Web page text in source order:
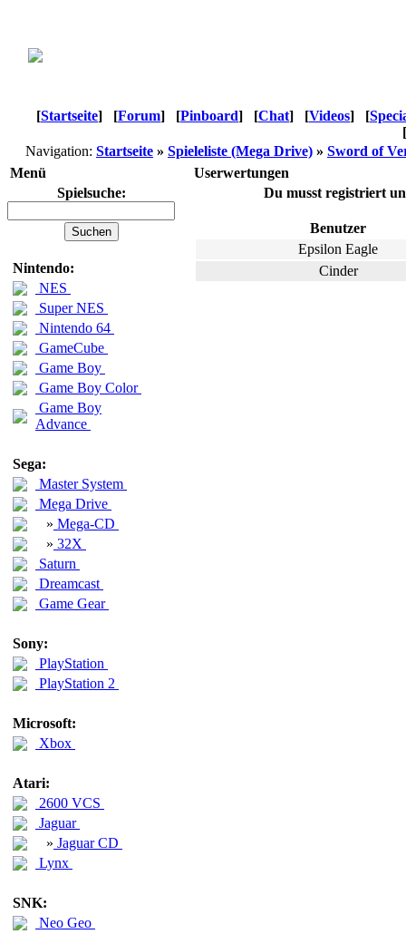
[Startseite] [Forum] [Pinboard] [Chat] [Videos] [
[
Navigation: Startseite » Spieleliste (Mega Drive) » Sword of
Menü
Userwertungen
Spielsuche:
Nintendo:
NES
Super NES
Nintendo 64
GameCube
Game Boy
Game Boy Color
Game Boy
Advance
Sega:
Master System
Mega Drive
» Mega-CD
» 32X
Saturn
Dreamcast
Game Gear
Sony:
PlayStation
PlayStation 2
Microsoft:
Xbox
Atari:
2600 VCS
Jaguar
» Jaguar CD
Lynx
SNK:
Neo Geo
Du musst registriert
Benutzer
Epsilon Eagle
Cinder